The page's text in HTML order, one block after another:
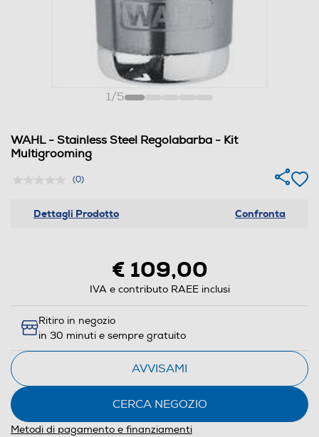
1/5
WAHL - Stainless Steel Regolabarba - Kit
Multigrooming
(0)
Dettagli Prodotto Confronta
€ 109,00
IVA e contributo RAEE inclusi
Ritiro in negozio
in 30 minuti e sempre gratuito
AVVISAMI
CERCA NEGOZIO
Metodi di pagamento e finanziamenti